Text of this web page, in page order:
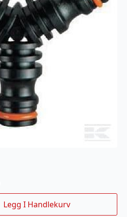
Legg I Handlekurv